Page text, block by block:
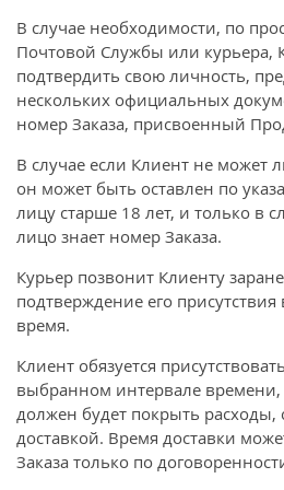
В случае необходимости, по
Почтовой Службы или курьера,
подтвердить свою личность,
нескольких официальных
номер Заказа, присвоенный
В случае если Клиент не может
он может быть оставлен по
лицу старше 18 лет, и только в
лицо знает номер Заказа.
Курьер позвонит Клиенту
подтверждение его
время.
Клиент обязуется
выбранном интервале
должен будет покрыть расходы,
доставкой. Время доставки
Заказа только по